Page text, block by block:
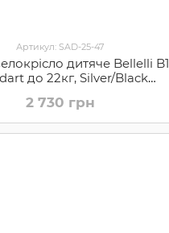
Артикул: SAD-25-47
дитяче Bellelli B1
до 22кг, Silver/Black
2 730 грн